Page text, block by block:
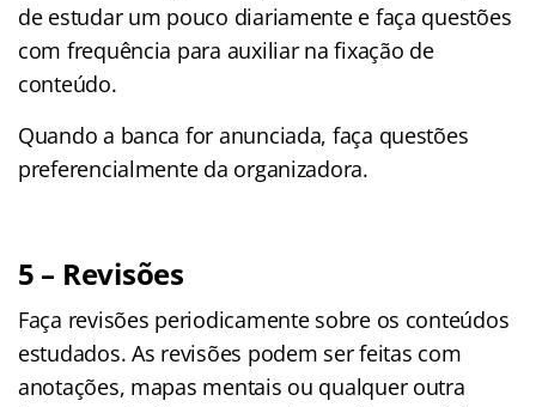
de estudar um pouco diariamente e faça questões
com frequência para auxiliar na fixação de
conteúdo.
Quando a banca for anunciada, faça questões
preferencialmente da organizadora.
5 – Revisões
Faça revisões periodicamente sobre os conteúdos
estudados. As revisões podem ser feitas com
anotações, mapas mentais ou qualquer outra